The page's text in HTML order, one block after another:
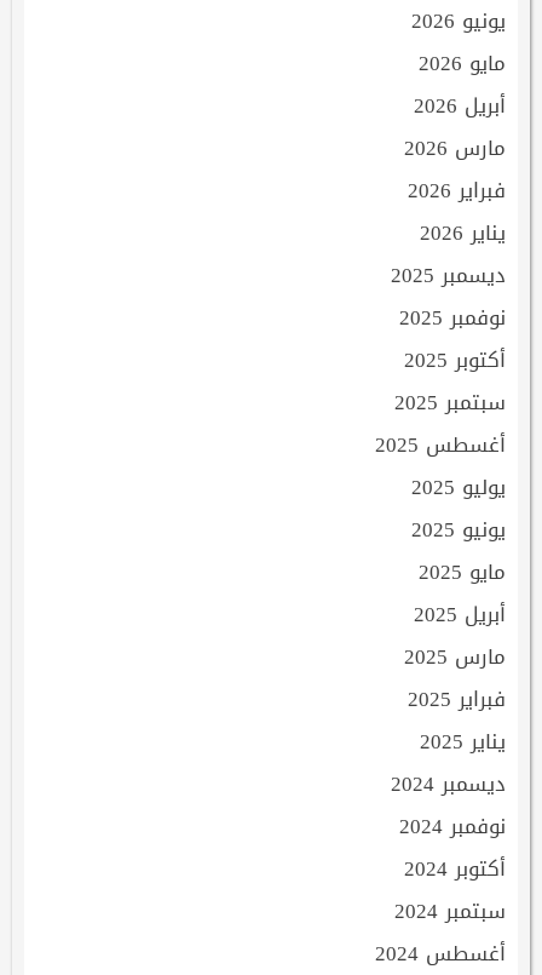
يونيو 2026
مايو 2026
أبريل 2026
مارس 2026
فبراير 2026
يناير 2026
ديسمبر 2025
نوفمبر 2025
أكتوبر 2025
سبتمبر 2025
أغسطس 2025
يوليو 2025
يونيو 2025
مايو 2025
أبريل 2025
مارس 2025
فبراير 2025
يناير 2025
ديسمبر 2024
نوفمبر 2024
أكتوبر 2024
سبتمبر 2024
أغسطس 2024